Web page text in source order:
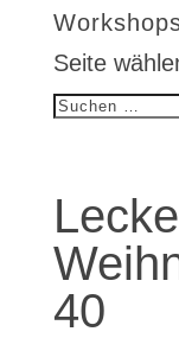
Seite
40